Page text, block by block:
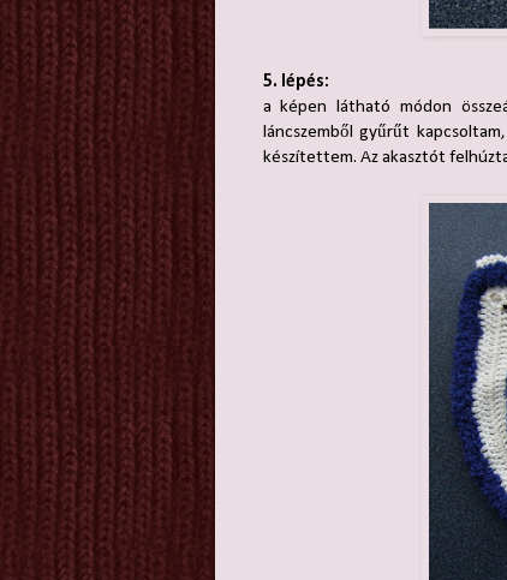
5. lépés:
a képen látható módon
láncszemből gyűrűt
készítettem. Az akasztót